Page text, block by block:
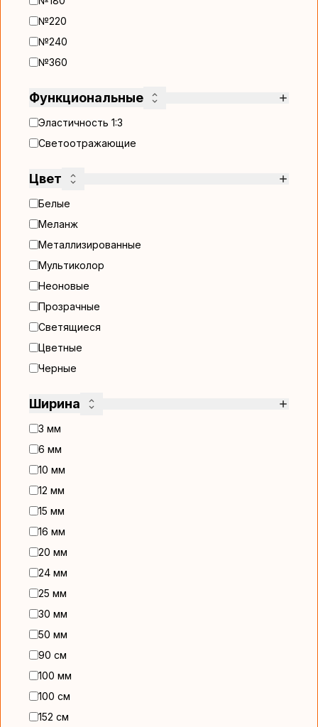
№220
№240
№360
Функциональные
Эластичность 1:3
Светоотражающие
Цвет
Белые
Меланж
Металлизированные
Мультиколор
Неоновые
Прозрачные
Светящиеся
Цветные
Черные
Ширина
3 мм
6 мм
10 мм
12 мм
15 мм
16 мм
20 мм
24 мм
25 мм
30 мм
50 мм
90 см
100 мм
100 см
152 см